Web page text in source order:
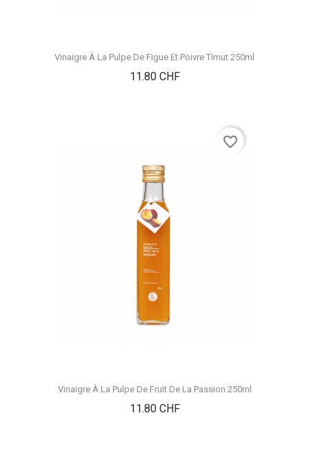
Vinaigre À La Pulpe De Figue Et Poivre Timut 250ml
11.80 CHFPrix
Vinaigre À La Pulpe De Fruit De La Passion 250ml
11.80 CHFPrix
favorite_border